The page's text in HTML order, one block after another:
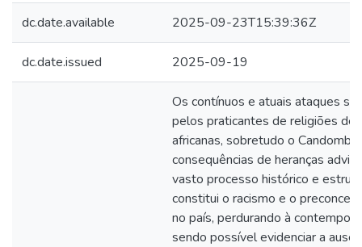
dc.date.available 2025-09-23T15:39:36Z
dc.date.issued 2025-09-19
Os contínuos e atuais ataques
pelos praticantes de religiões de
africanas, sobretudo o
consequências de heranças
vasto processo histórico e
constitui o racismo e o
no país, perdurando à
sendo possível evidenciar a